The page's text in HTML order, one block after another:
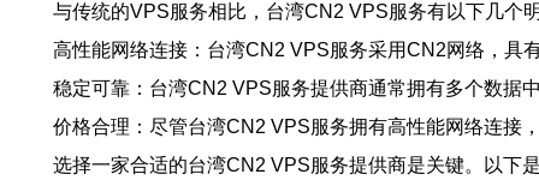
与传统的VPS服务相比，台湾CN2 VPS服务有以下几个
高性能网络连接：台湾CN2 VPS服务采用CN2网络，具
稳定可靠：台湾CN2 VPS服务提供商通常拥有多个数据
价格合理：尽管台湾CN2 VPS服务拥有高性能网络连接
选择一家合适的台湾CN2 VPS服务提供商是关键。以下